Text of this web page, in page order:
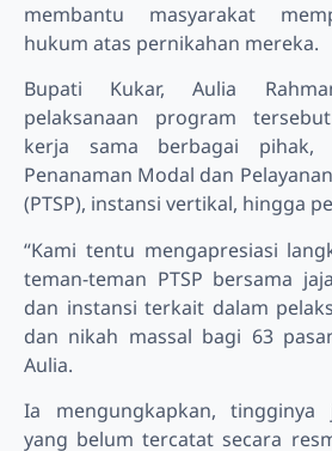
membantu masyarakat
hukum atas pernikahan mereka.
Bupati Kukar, Aulia
pelaksanaan program
kerja sama berbagai
Penanaman Modal dan
(PTSP), instansi vertikal, hingga
“Kami tentu mengapresiasi
teman-teman PTSP bersama
dan instansi terkait dalam
dan nikah massal bagi 63
Aulia.
Ia mengungkapkan, tingginya
yang belum tercatat secara